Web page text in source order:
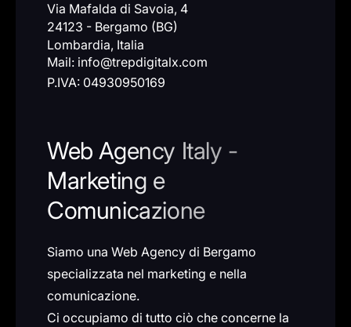
Via Mafalda di Savoia, 4
24123 - Bergamo (BG)
Lombardia, Italia
Mail: info@trepdigitalx.com
P.IVA: 04930950169
Web Agency Italy -
Marketing e
Comunicazione
Siamo una Web Agency di Bergamo
specializzata nel marketing e nella
comunicazione.
Ci occupiamo di tutto ciò che concerne la